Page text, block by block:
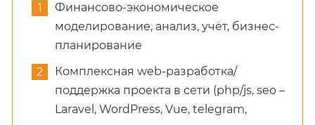
Финансово-экономическое
моделирование, анализ, учёт, бизнес-
планирование
Комплексная web-разработка/
поддержка проекта в сети (php/js, seo –
Laravel, WordPress, Vue, telegram,